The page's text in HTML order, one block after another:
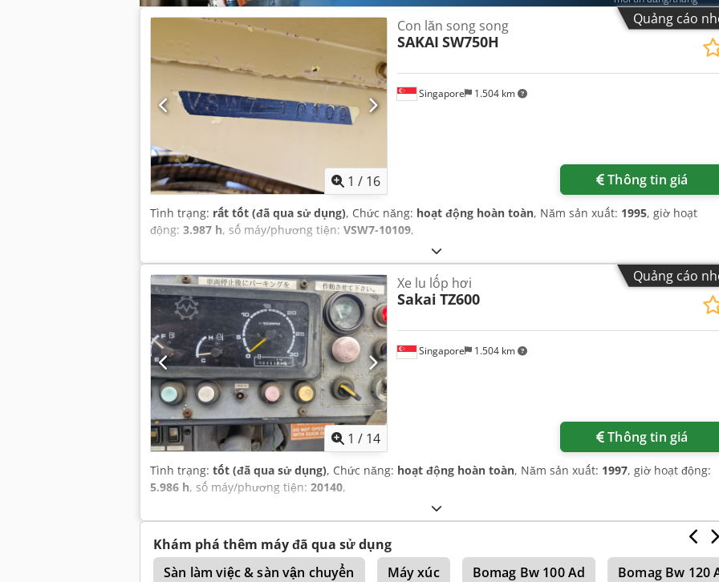
Quảng cáo
1 / 16
Singapore 1.504 km
Con lăn song song
SAKAI SW750H
Thông tin giá
Tình trạng: rất tốt (đã qua sử dụng), Chức năng: hoạt động hoàn toàn, Năm sản xuất: 1995, giờ hoạt
động: 3.987 h, số máy/phương tiện: VSW7-10109,
Quảng cáo
1 / 14
Singapore 1.504 km
Xe lu lốp hơi
Sakai TZ600
Thông tin giá
Tình trạng: tốt (đã qua sử dụng), Chức năng: hoạt động hoàn toàn, Năm sản xuất: 1997, giờ hoạt động:
5.986 h, số máy/phương tiện: 20140,
Khám phá thêm máy đã qua sử dụng
Sàn làm việc & sàn vận chuyển
Máy xúc Bomag Bw 100 Ad Bomag Bw 120